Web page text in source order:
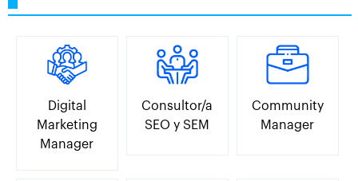
Digital
Marketing
Manager
Consultor/a
SEO y SEM
Community
Manager